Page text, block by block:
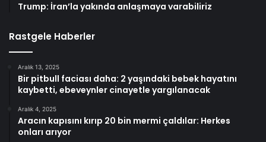
Trump: İran’la yakında anlaşmaya varabiliriz
Rastgele Haberler
Aralık 13, 2025
Bir pitbull faciası daha: 2 yaşındaki bebek hayatını
kaybetti, ebeveynler cinayetle yargılanacak
Aralık 4, 2025
Aracın kapısını kırıp 20 bin mermi çaldılar: Herkes
onları arıyor